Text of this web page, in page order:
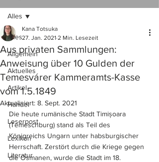
Alles
Allgemein
Aktuelles
Artikel
Handel
Leserpost
Lexikon
Literatur
Alles
Aus privaten Sammlungen:
Anweisung über 10 Gulden der
Temesvárer Kammeramts-Kasse
vom 1.5.1849
Kana Totsuka
27. Jan. 2021 2 Min. Lesezeit
Aktualisiert: 8. Sept. 2021
Die heute rumänische Stadt Timișoara
(Temeschburg) stand als Teil des
Königreichs Ungarn unter habsburgischer
Herrschaft. Zerstört durch die Kriege gegen
die Osmanen, wurde die Stadt im 18.